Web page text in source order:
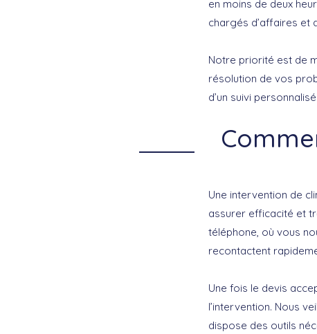
en moins de deux
chargés d’affaires et
Notre priorité est de
résolution de vos
d’un suivi
Une intervention de
assurer efficacité et
téléphone, où vous
recontactent
Une fois le devis
l’intervention. Nous
dispose des outils